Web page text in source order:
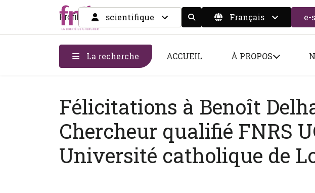
Profil scientifique Display the search form
Français e-
La recherche ACCUEIL À PROPOS
Félicitations à Benoît
Chercheur qualifié FNRS
Université catholique de